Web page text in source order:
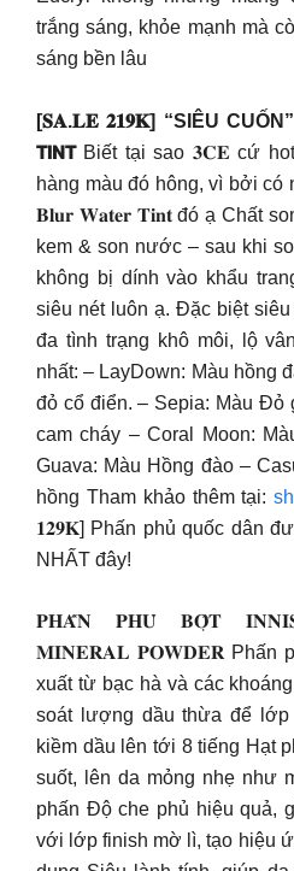
trắng sáng, khỏe mạnh mà
sáng bền lâu
[𝐒𝐀.𝐋𝐄 𝟐𝟏𝟗𝐊] “SIÊU
𝗧𝗜𝗡𝗧Biết tại sao 𝟑𝐂𝐄 cứ
hàng màu đó hông, vì bởi có
𝐁𝐥𝐮𝐫 𝐖𝐚𝐭𝐞𝐫 𝐓𝐢𝐧𝐭 đó ạ Chất
kem & son nước – sau khi
không bị dính vào khẩu
siêu nét luôn ạ. Đặc biệt
đa tình trạng khô môi, lộ
nhất: – LayDown: Màu hồng
đỏ cổ điển. – Sepia: Màu Đỏ
cam cháy – Coral Moon:
Guava: Màu Hồng đào –
hồng Tham khảo thêm tại:
𝟏𝟐𝟗𝐊] Phấn phủ quốc dân
NHẤT đây!
𝐏𝐇𝐀̂́𝐍 𝐏𝐇𝐔̉ 𝐁𝐎̣̂𝐓
𝐌𝐈𝐍𝐄𝐑𝐀𝐋 𝐏𝐎𝐖𝐃𝐄𝐑 Phấn
xuất từ bạc hà và các
soát lượng dầu thừa để lớp
kiềm dầu lên tới 8 tiếng Hạt
suốt, lên da mỏng nhẹ như
phấn Độ che phủ hiệu quả,
với lớp finish mờ lì, tạo hiệu